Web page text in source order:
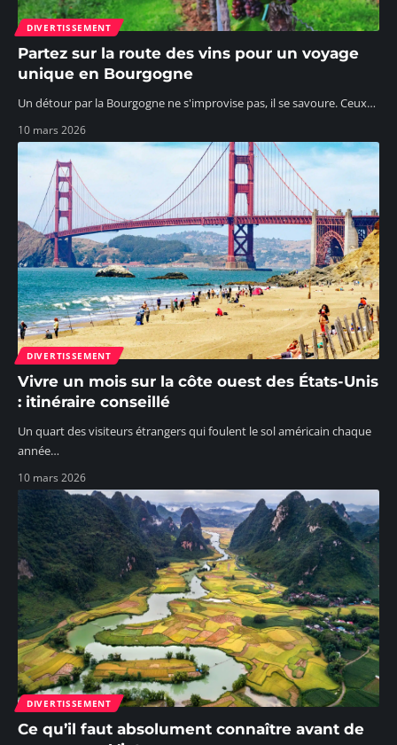
DIVERTISSEMENT
Partez sur la route des vins pour un voyage
unique en Bourgogne
Un détour par la Bourgogne ne s'improvise pas, il se savoure. Ceux…
10 mars 2026
DIVERTISSEMENT
Vivre un mois sur la côte ouest des États-Unis
: itinéraire conseillé
Un quart des visiteurs étrangers qui foulent le sol américain chaque
année…
10 mars 2026
DIVERTISSEMENT
Ce qu’il faut absolument connaître avant de